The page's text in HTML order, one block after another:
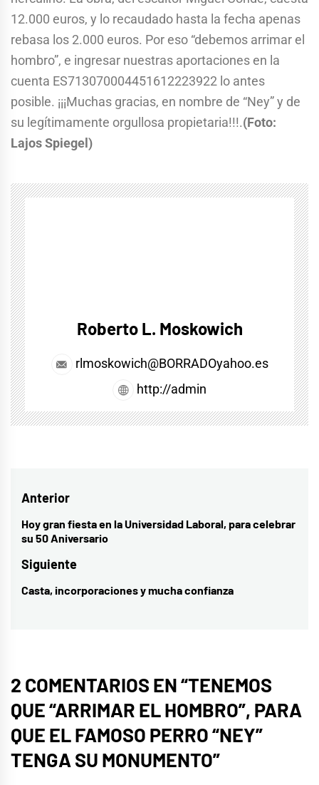
12.000 euros, y lo recaudado hasta la fecha apenas
rebasa los 2.000 euros. Por eso “debemos arrimar el
hombro”, e ingresar nuestras aportaciones en la
cuenta ES713070004451612223922 lo antes
posible. ¡¡¡Muchas gracias, en nombre de “Ney” y de
su legítimamente orgullosa propietaria!!!.(Foto:
Lajos Spiegel)
Roberto L. Moskowich
rlmoskowich@BORRADOyahoo.es
http://admin
Navegación
de
Anterior
Entrada
anterior:
Hoy gran fiesta en la Universidad Laboral, para celebrar
su 50 Aniversario
Siguiente
Entrada
Casta, incorporaciones y mucha confianza
2 COMENTARIOS EN “TENEMOS
QUE “ARRIMAR EL HOMBRO”, PARA
QUE EL FAMOSO PERRO “NEY”
TENGA SU MONUMENTO”